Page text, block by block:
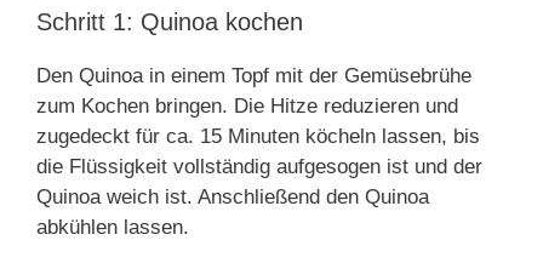
Schritt 1: Quinoa kochen
Den Quinoa in einem Topf mit der Gemüsebrühe
zum Kochen bringen. Die Hitze reduzieren und
zugedeckt für ca. 15 Minuten köcheln lassen, bis
die Flüssigkeit vollständig aufgesogen ist und der
Quinoa weich ist. Anschließend den Quinoa
abkühlen lassen.